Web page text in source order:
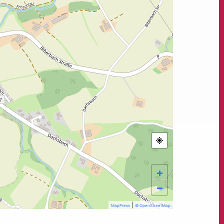
+
−
MapPress © OpenStreetMap